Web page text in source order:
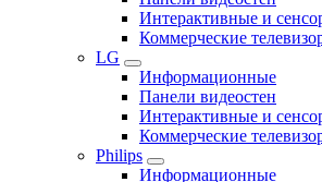
Интерактивные и
Коммерческие
LG
Информационные
Панели видеостен
Интерактивные и
Коммерческие
Philips
Информационные